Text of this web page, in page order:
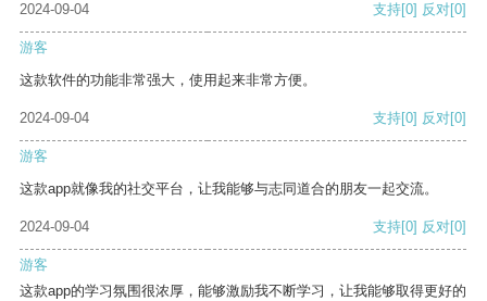
2024-09-04
支持[0] 反对[0]
游客
这款软件的功能非常强大，使用起来非常方便。
2024-09-04 支持[0] 反对[0]
游客
这款app就像我的社交平台，让我能够与志同道合的朋友一起交流。
2024-09-04 支持[0] 反对[0]
游客
这款app的学习氛围很浓厚，能够激励我不断学习，让我能够取得更好的